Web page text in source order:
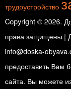
трудоустройство
Copyright © 2026.
права защищены |
info@doska-
предоставить Вам
сайта. Вы можете